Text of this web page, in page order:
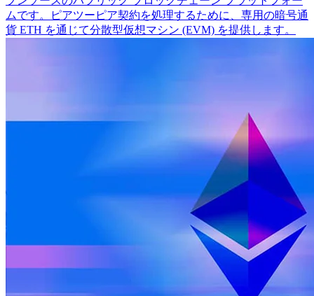
ムです。ピアツーピア契約を処理するために、専用の暗号通
貨 ETH を通じて分散型仮想マシン (EVM) を提供します。